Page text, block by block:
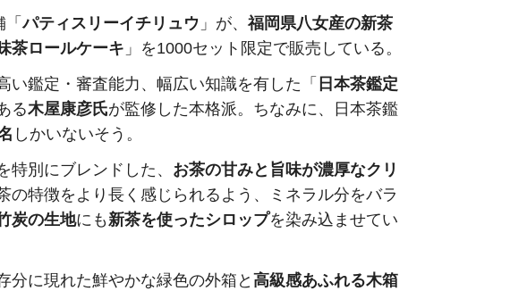
「パティスリーイチリュウ 」が、 福岡県八女産の新茶
茶ロールケーキ 」を1000セット限定で販売している。
い鑑定・審査能力、幅広い知識を有した「 日本茶鑑定
る木屋康彦氏が監修した本格派。ちなみに、日本茶鑑
しかいないそう。
特別にブレンドした、 お茶の甘みと旨味が濃厚なクリ
の特徴をより長く感じられるよう、ミネラル分をバラ
炭の生地にも新茶を使ったシロップを染み込ませてい
分に現れた鮮やかな緑色の外箱と 高級感あふれる木箱